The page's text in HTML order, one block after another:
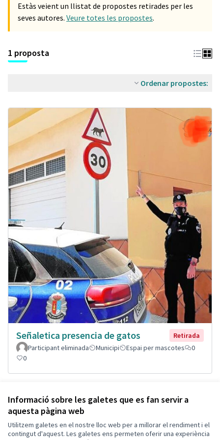
Informació sobre les galetes que es fan servir a
aquesta pàgina web
Utilitzem galetes en el nostre lloc web per a millorar el rendiment i el
contingut d'aquest. Les galetes ens permeten oferir una experiència
Estàs veient un llistat de propostes retirades per les
seves autores. Veure totes les propostes.
1 proposta
Ordenar propostes:
Señaletica presencia de gatos
Retirada
Participant eliminada
Municipi Espai per mascotes
0
0
Veure totes les propostes
Termes i condicions d'ús
Configuració de les galetes